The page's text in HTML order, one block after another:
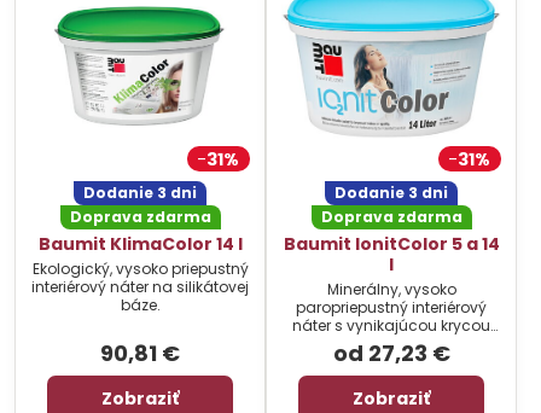
31%
Dodanie 3 dni
Doprava zdarma
Baumit KlimaColor 14 l
Ekologický, vysoko priepustný
interiérový náter na silikátovej
báze.
90,81 €
Zobraziť
31%
Dodanie 3 dni
Doprava zdarma
Baumit IonitColor 5 a 14
l
Minerálny, vysoko
paropriepustný interiérový
náter s vynikajúcou krycou
schopnosť. Prispieva k tvorbe
prirodzených vzdušných
iónov a aktívne tak zlepšuje
kvalitu vnútorného vzduchu.
od 27,23 €
Zobraziť